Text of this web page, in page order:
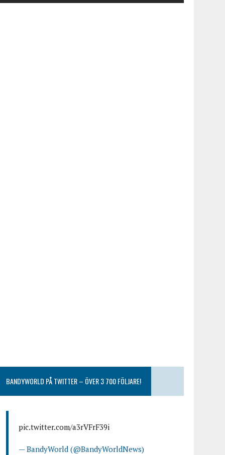
BANDYWORLD PÅ TWITTER – ÖVER 3 700 FÖLJARE!
pic.twitter.com/a3rVFrF39i
— BandyWorld (@BandyWorldNews)